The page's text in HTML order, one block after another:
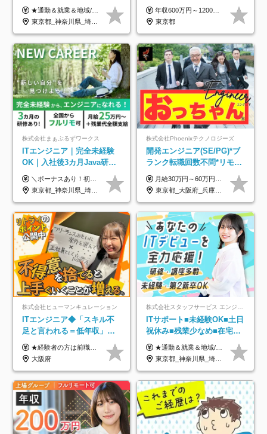
オリジナル研修をご用
意/AI・IoT/残業平均8時間
★通勤＆就業＆地域/住宅＆役職手当あり ★残業代は全額支給 ★選べる給与制度あり！ ■東京・神奈川・千葉・埼玉勤務の場合 月給24.5万円～55万円＋諸手当 （残業代は全額支給） (20,000円の地域/住宅手当込み) ■愛知・京都・大阪・兵庫勤務の場合 月給24万円以上＋諸手当 （残業代は全額支給） (15,000円の地域/住宅手当込み) ■茨城・栃木・群馬・静岡・三重・滋賀・広島・福岡勤務の場合 月給23.5万円以上＋諸手当 （残業代は全額支給） (10,000円の地域/住宅手当込み) ■北海道・宮城・山梨・長野・岐阜・奈良・和歌山・岡山勤務の場合 月給23万円以上＋諸手当 （残業代は全額支給） (5,000円の地域/住宅手当込み) ■その他のエリア勤務の場合 月給22.5万円以上＋諸手当 （残業代は全額支給） ※経験や能力を考慮し、当社規定により優遇します 【昇給：年一回実施】 【選べる給与制度】 ★収入を重視する方に… 「変動型人事制度」の選択も可能（派遣先からの評価に応じて収入アップ！） ※年2回のタイミングで希望者と面談の上決定します。
東京都_神奈川県_埼玉県_千葉県_大阪府_愛知県_北海道_岩手県_宮城県_山形県_福島県_茨城県_栃木県_群馬県_山梨県_長野県_富山県_石川県_静岡県_岐阜県_三重県_兵庫県_京都府_滋賀県_奈良県_広島県_岡山県_山口県_愛媛県_福岡県_熊本県_長崎県
年収600万円～1200万円 ※上記年収は、想定年収です。住居費補助、子手当などの各種手当を含む金額です。 ※経験・能力等を考慮の上、当社規定により決定します。
東京都
株式会社まぁぶるずワークス
ITエンジニア｜完全未経験
OK｜入社後3カ月Java研修
｜リモート率8割以上｜充実
のキャリア支援｜残業月10h
＼ボーナスあり！初年度から年収300万円以上／ ■月給25万円～35万円＋残業代全額支給＋各種手当＋賞与年1回 ◎経験・年齢・スキルなどを考慮し、できるだけ優遇します ◎試用期間中(3カ月)は契約社員で、月給21万円＋諸手当になります。 (試用期間中は残業が発生しません。その他の待遇に変更はありません) ----------------- ＼3つの評価軸！実力次第で早期収入アップ！／ 【1】スキル(IT理解、実装力、設計) 【2】実務力(現場評価、コミュ力、品質) 【3】姿勢(自走力、意欲、責任感) この3つの評価軸で、3カ月ごとに評価。社内グレードにより、給与が決まる明確な仕組みです。何ができれば給与が上がるのか分かりやすく、実力や努力次第で早期に収入を増やせます！ 【固定残業代について】 なし（残業代は、実際の労働時間に応じて別途全額支給）
東京都_神奈川県_埼玉県_千葉県_大阪府_愛知県_北海道_青森県_岩手県_宮城県_秋田県_山形県_福島県_茨城県_栃木県_群馬県_新潟県_山梨県_長野県_富山県_石川県_福井県_静岡県_岐阜県_三重県_兵庫県_京都府_滋賀県_奈良県_和歌山県_広島県_岡山県_鳥取県_島根県_山口県_徳島県_香川県_愛媛県_高知県_福岡県_熊本県_佐賀県_長崎県_大分県_宮崎県_鹿児島県_沖縄県
株式会社Phoenixテクノロジーズ
開発エンジニア(SE/PG)*ブ
ランク転職回数不問*リモー
ト案件多数*残業ほぼ0*通院
のための半休制度あり
月給30万円～60万円+住宅手当+職能手当+役職手当+決算賞与+報奨金 ※経験・能力を考慮し、優遇します ※給与には20時間分のみなし時間外手当(3万7000円以上)を含みます(超過時間分は別途追加支給) ※試用期間3～6ヵ月あり(その間の給与、待遇に差異なし) ※場合によって契約社員での採用の可能性あり(面接時に応相談)
東京都_大阪府_兵庫県_京都府_福岡県
株式会社ヒューマンキュレーション
ITエンジニア◆「スキル不
足と言われる＝低年収」で
はない！｜ 不安を克服し、
年収アップした社員の実例
★経験者の方は前職の年収以上を保証します ★案件単価を開示した上で80％以上を還元します 月給25万円以上＋賞与年2回 ※経験や能力を考慮の上で優遇します ※試用期間が3ヶ月(その間の給与・待遇・雇用形態に変更はありません) ※月給には月20時間分のみなし残業手当(5万円)を含みます(超過分は別途支給) ★残業平均は月10時間以下ですので、毎月10時間分程度はお得です！
大阪府
株式会社スタッフサービス エンジニアリング事業本部
ITサポート■未経験OK■土日
祝休み■残業少なめ■在宅実
績あり■約900種類のスキル
アップ講座あり■全国募集
★通勤＆就業＆地域/住宅＆役職手当あり ★残業代は全額支給 ★選べる給与制度あり！ ■東京・神奈川・千葉・埼玉勤務の場合 月給24.5万円～55万円＋諸手当 （残業代は全額支給） (20,000円の地域/住宅手当込み) ■愛知・京都・大阪・兵庫勤務の場合 月給24万円以上＋諸手当 （残業代は全額支給） (15,000円の地域/住宅手当込み) ■茨城・栃木・群馬・静岡・三重・滋賀・広島・福岡勤務の場合 月給23.5万円以上＋諸手当 （残業代は全額支給） (10,000円の地域/住宅手当込み) ■北海道・宮城・山梨・長野・岐阜・奈良・和歌山・岡山勤務の場合 月給23万円以上＋諸手当 （残業代は全額支給） (5,000円の地域/住宅手当込み) ■その他のエリア勤務の場合 月給22.5万円以上＋諸手当 （残業代は全額支給） ※経験や能力を考慮し、当社規定により優遇します 【昇給：年一回実施】 【選べる給与制度】 ★収入を重視する方に… 「変動型人事制度」の選択も可能（派遣先からの評価に応じて収入アップ！） ※年2回のタイミングで希望者と面談の上決定します。
東京都_神奈川県_埼玉県_千葉県_大阪府_愛知県_北海道_岩手県_宮城県_山形県_福島県_茨城県_栃木県_群馬県_山梨県_長野県_富山県_石川県_静岡県_岐阜県_三重県_兵庫県_京都府_滋賀県_奈良県_広島県_岡山県_山口県_愛媛県_福岡県_熊本県_長崎県